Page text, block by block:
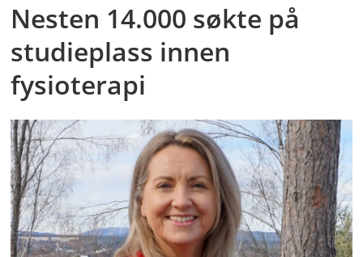
Nesten 14.000 søkte på
studieplass innen
fysioterapi